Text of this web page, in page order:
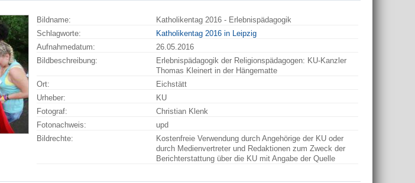
Bildname:
Katholikentag 2016 - Erlebnispädagogik
Schlagworte:
Katholikentag 2016 in Leipzig
Aufnahmedatum:
26.05.2016
Bildbeschreibung:
Erlebnispädagogik der Religionspädagogen: KU-Kanzler
Thomas Kleinert in der Hängematte
Ort:
Eichstätt
Urheber:
KU
Fotograf:
Christian Klenk
Fotonachweis:
upd
Bildrechte:
Kostenfreie Verwendung durch Angehörige der KU oder
durch Medienvertreter und Redaktionen zum Zweck der
Berichterstattung über die KU mit Angabe der Quelle